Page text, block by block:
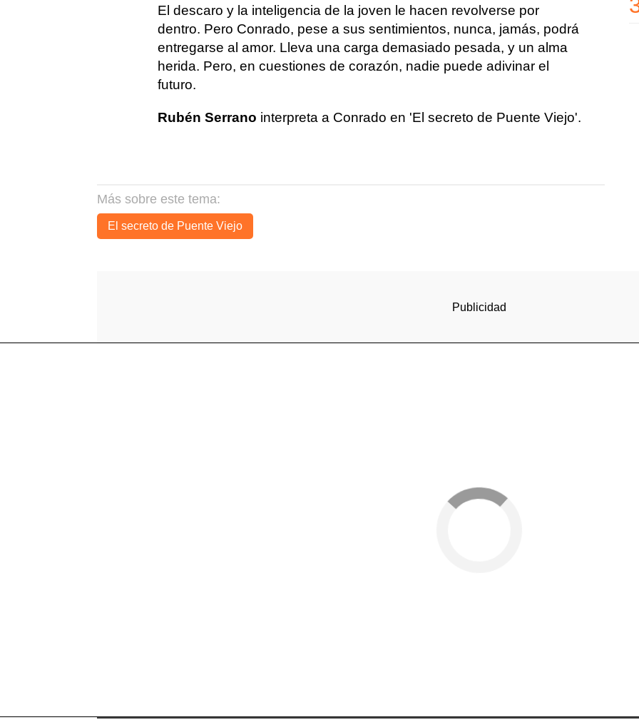
El descaro y la inteligencia de la joven le hacen revolverse por
dentro. Pero Conrado, pese a sus sentimientos, nunca, jamás, podrá
entregarse al amor. Lleva una carga demasiado pesada, y un alma
herida. Pero, en cuestiones de corazón, nadie puede adivinar el
futuro.
Rubén Serrano interpreta a Conrado en 'El secreto de Puente Viejo'.
Más sobre este tema:
El secreto de Puente Viejo